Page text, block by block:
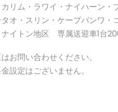
リム・ラワイ・ナイハーン
オ・スリン・ケープパンワ
イトン地区 専属送迎車1台
お問い合わせください。
設定はございません。